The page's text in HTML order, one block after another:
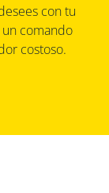
con tu
comando
costoso.